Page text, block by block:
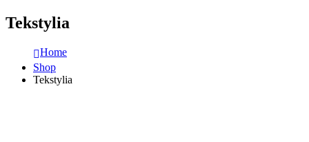
Tekstylia
Home
Shop
Tekstylia